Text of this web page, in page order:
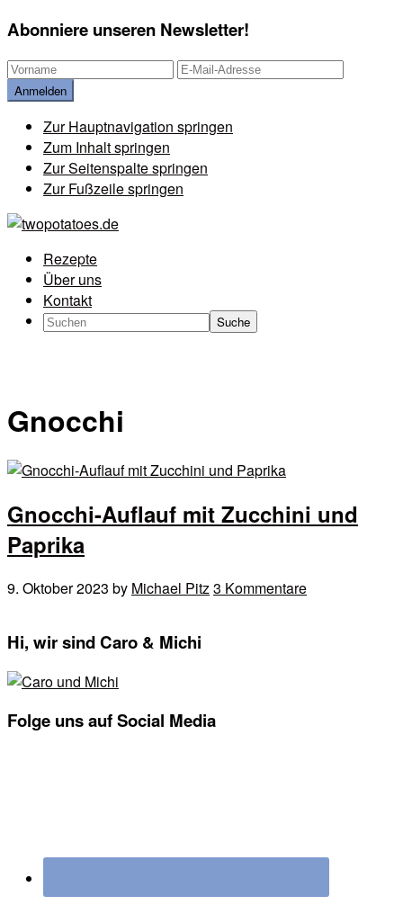
Abonniere unseren Newsletter!
Zur Hauptnavigation springen
Zum Inhalt springen
Zur Seitenspalte springen
Zur Fußzeile springen
Rezepte
Über uns
Kontakt
Search
Gnocchi
Gnocchi-Auflauf mit Zucchini und
Paprika
9. Oktober 2023 by Michael Pitz3 Kommentare
Hi, wir sind Caro & Michi
Folge uns auf Social Media